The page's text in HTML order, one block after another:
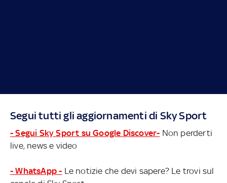
Segui tutti gli aggiornamenti di Sky Sport
- Segui Sky Sport su Google Discover- Non perderti
live, news e video
- WhatsApp - Le notizie che devi sapere? Le trovi sul